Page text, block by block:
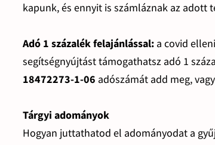
kapunk, és ennyit is számláznak az adott
Adó 1 százalék felajánlással: a covid
segítségnyújtást támogathatsz adó 1
18472273-1-06 adószámát add meg,
Tárgyi adományok
Hogyan juttathatod el adományodat a